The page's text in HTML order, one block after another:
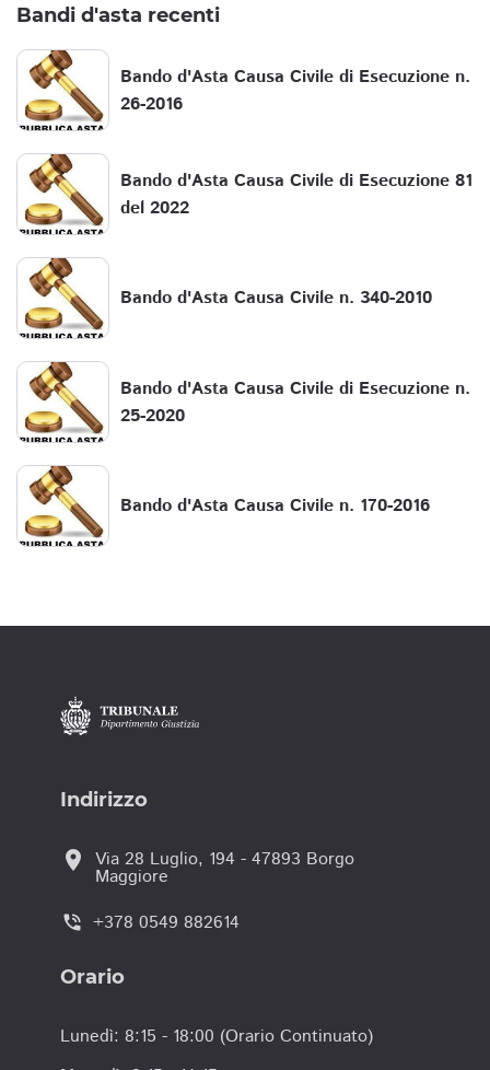
Bandi d'asta recenti
Bando d'Asta Causa Civile di Esecuzione n.
26-2016
Bando d'Asta Causa Civile di Esecuzione 81
del 2022
Bando d'Asta Causa Civile n. 340-2010
Bando d'Asta Causa Civile di Esecuzione n.
25-2020
Bando d'Asta Causa Civile n. 170-2016
Indirizzo
location_on Via 28 Luglio, 194 - 47893 Borgo
Maggiore
phone_in_talk +378 0549 882614
Orario
Lunedì: 8:15 - 18:00 (Orario Continuato)